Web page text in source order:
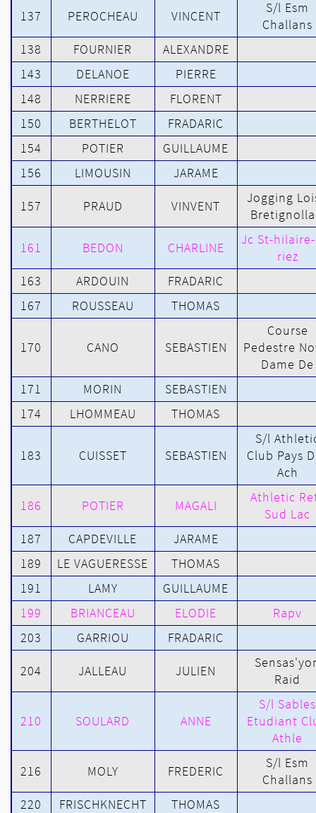
137 PEROCHEAU VINCENT
S/l Esm
Challans
138
FOURNIER
ALEXANDRE
143
DELANOE
PIERRE
148
NERRIERE
FLORENT
150
BERTHELOT
FRADARIC
154
POTIER
GUILLAUME
156
LIMOUSIN JARAME
157 PRAUD VINVENT
Jogging
161 BEDON CHARLINE
Jc St-
riez
163
ARDOUIN
FRADARIC
167
ROUSSEAU THOMAS
170 CANO SEBASTIEN
Course
Pedestre
Dame De
171
MORIN
SEBASTIEN
174
LHOMMEAU THOMAS
183 CUISSET SEBASTIEN
S/l
Club Pays
Ach
186 POTIER MAGALI
Athletic
Sud Lac
187
CAPDEVILLE
JARAME
189
LE VAGUERESSE
THOMAS
191
LAMY
GUILLAUME
199
BRIANCEAU ELODIE
Rapv
203
GARRIOU FRADARIC
204 JALLEAU JULIEN
Raid
210 SOULARD ANNE
S/l Sables
Etudiant
Athle
216 MOLY FREDERIC
S/l Esm
Challans
220
FRISCHKNECHT
THOMAS